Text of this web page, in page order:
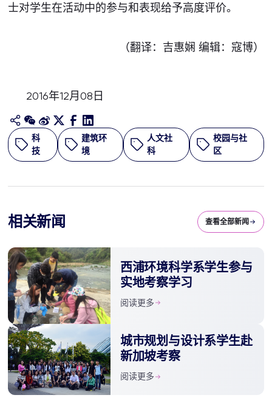
士对学生在活动中的参与和表现给予高度评价。
（翻译：吉惠娴 编辑：寇博）
2016年12月08日
科
技
建筑环
境
人文社
科
校园与社
区
相关新闻 查看全部新闻
西浦环境科学系学生参与
实地考察学习
阅读更多
城市规划与设计系学生赴
新加坡考察
阅读更多